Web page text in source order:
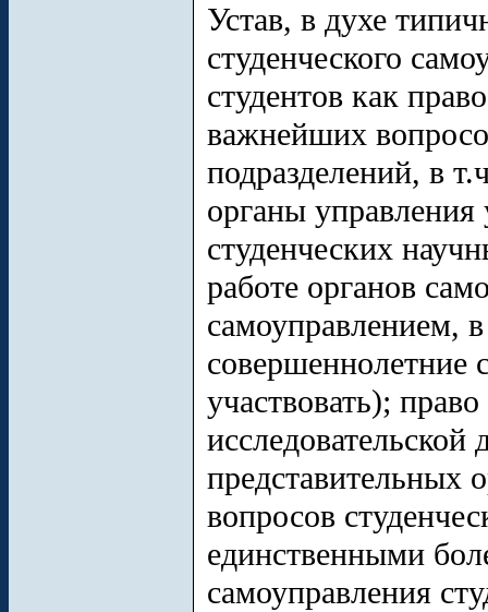
Устав, в духе
студенческого
студентов как
важнейших
подразделений, в
органы управления
студенческих
работе органов
самоуправлением,
совершеннолетние
участвовать);
исследовательской
представительных
вопросов
единственными
самоуправления